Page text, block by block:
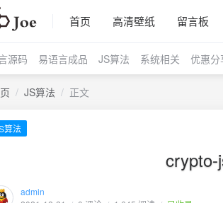
首页 高清壁纸 留言板
源码 易语言成品 JS算法 系统相关 优惠分
/ JS算法 / 正文
算法
admin